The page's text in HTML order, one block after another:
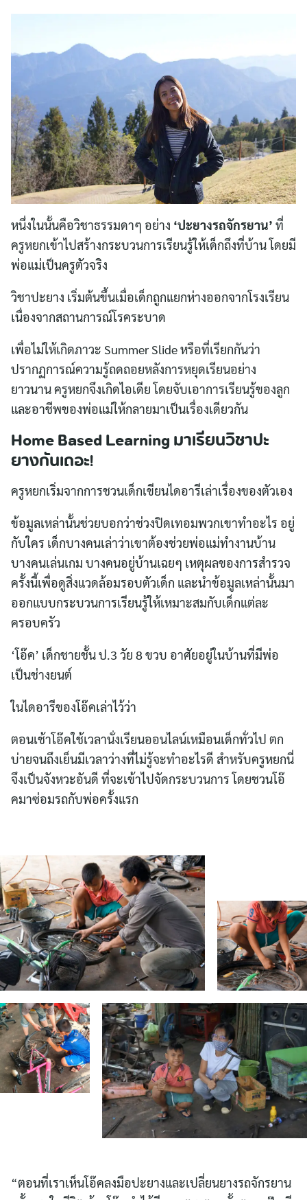
หนึ่งในนั้นคือวิชาธรรมดาๆ อย่าง ‘ปะยางรถจักรยาน’ ที่
ครูหยกเข้าไปสร้างกระบวนการเรียนรู้ให้เด็กถึงที่บ้าน โดยมี
พ่อแม่เป็นครูตัวจริง
วิชาปะยาง เริ่มต้นขึ้นเมื่อเด็กถูกแยกห่างออกจากโรงเรียน
เนื่องจากสถานการณ์โรคระบาด
เพื่อไม่ให้เกิดภาวะ Summer Slide หรือที่เรียกกันว่า
ปรากฏการณ์ความรู้ถดถอยหลังการหยุดเรียนอย่าง
ยาวนาน ครูหยกจึงเกิดไอเดีย โดยจับเอาการเรียนรู้ของลูก
และอาชีพของพ่อแม่ให้กลายมาเป็นเรื่องเดียวกัน
Home Based Learning มาเรียนวิชาปะ
ยางกันเถอะ!
ครูหยกเริ่มจากการชวนเด็กเขียนไดอารีเล่าเรื่องของตัวเอง
ข้อมูลเหล่านั้นช่วยบอกว่าช่วงปิดเทอมพวกเขาทำอะไร อยู่
กับใคร เด็กบางคนเล่าว่าเขาต้องช่วยพ่อแม่ทำงานบ้าน
บางคนเล่นเกม บางคนอยู่บ้านเฉยๆ เหตุผลของการสำรวจ
ครั้งนี้เพื่อดูสิ่งแวดล้อมรอบตัวเด็ก และนำข้อมูลเหล่านั้นมา
ออกแบบกระบวนการเรียนรู้ให้เหมาะสมกับเด็กแต่ละ
ครอบครัว
‘โอ๊ค’ เด็กชายชั้น ป.3 วัย 8 ขวบ อาศัยอยู่ในบ้านที่มีพ่อ
เป็นช่างยนต์
ในไดอารีของโอ๊คเล่าไว้ว่า
ตอนเช้าโอ๊คใช้เวลานั่งเรียนออนไลน์เหมือนเด็กทั่วไป ตก
บ่ายจนถึงเย็นมีเวลาว่างที่ไม่รู้จะทำอะไรดี สำหรับครูหยกนี่
จึงเป็นจังหวะอันดี ที่จะเข้าไปจัดกระบวนการ โดยชวนโอ๊
คมาซ่อมรถกับพ่อครั้งแรก
“ตอนที่เราเห็นโอ๊คลงมือปะยางและเปลี่ยนยางรถจักรยาน